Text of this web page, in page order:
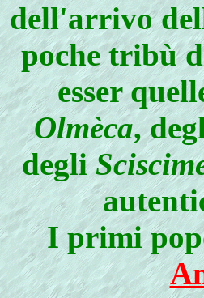
dell'arrivo
poche tribù
esser
Olmèca,
degli
I primi